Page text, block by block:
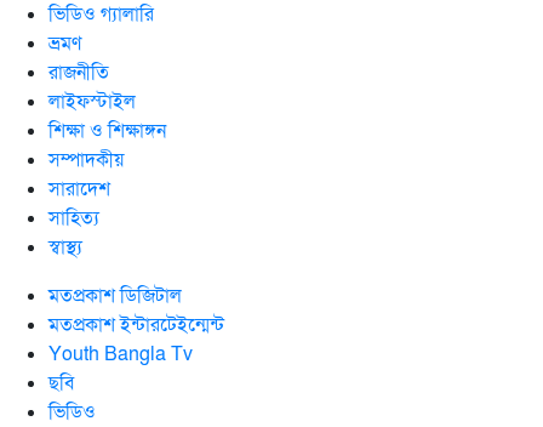
ভিডিও গ্যালারি
ভ্রমণ
রাজনীতি
লাইফস্টাইল
শিক্ষা ও শিক্ষাঙ্গন
সম্পাদকীয়
সারাদেশ
সাহিত্য
স্বাস্থ্য
মতপ্রকাশ ডিজিটাল
মতপ্রকাশ ইন্টারটেইন্মেন্ট
Youth Bangla Tv
ছবি
ভিডিও